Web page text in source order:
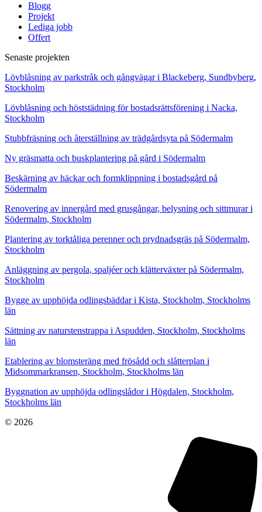
Blogg
Projekt
Lediga jobb
Offert
Senaste projekten
Lövblåsning av parkstråk och gångvägar i Blackeberg, Sundbyberg,
Stockholm
Lövblåsning och höststädning för bostadsrättsförening i Nacka,
Stockholm
Stubbfräsning och återställning av trädgårdsyta på Södermalm
Ny gräsmatta och buskplantering på gård i Södermalm
Beskärning av häckar och formklippning i bostadsgård på
Södermalm
Renovering av innergård med grusgångar, belysning och sittmurar i
Södermalm, Stockholm
Plantering av torktåliga perenner och prydnadsgräs på Södermalm,
Stockholm
Anläggning av pergola, spaljéer och klätterväxter på Södermalm,
Stockholm
Bygge av upphöjda odlingsbäddar i Kista, Stockholm, Stockholms
län
Sättning av naturstenstrappa i Aspudden, Stockholm, Stockholms
län
Etablering av blomsteräng med frösådd och slåtterplan i
Midsommarkransen, Stockholm, Stockholms län
Byggnation av upphöjda odlingslådor i Högdalen, Stockholm,
Stockholms län
© 2026